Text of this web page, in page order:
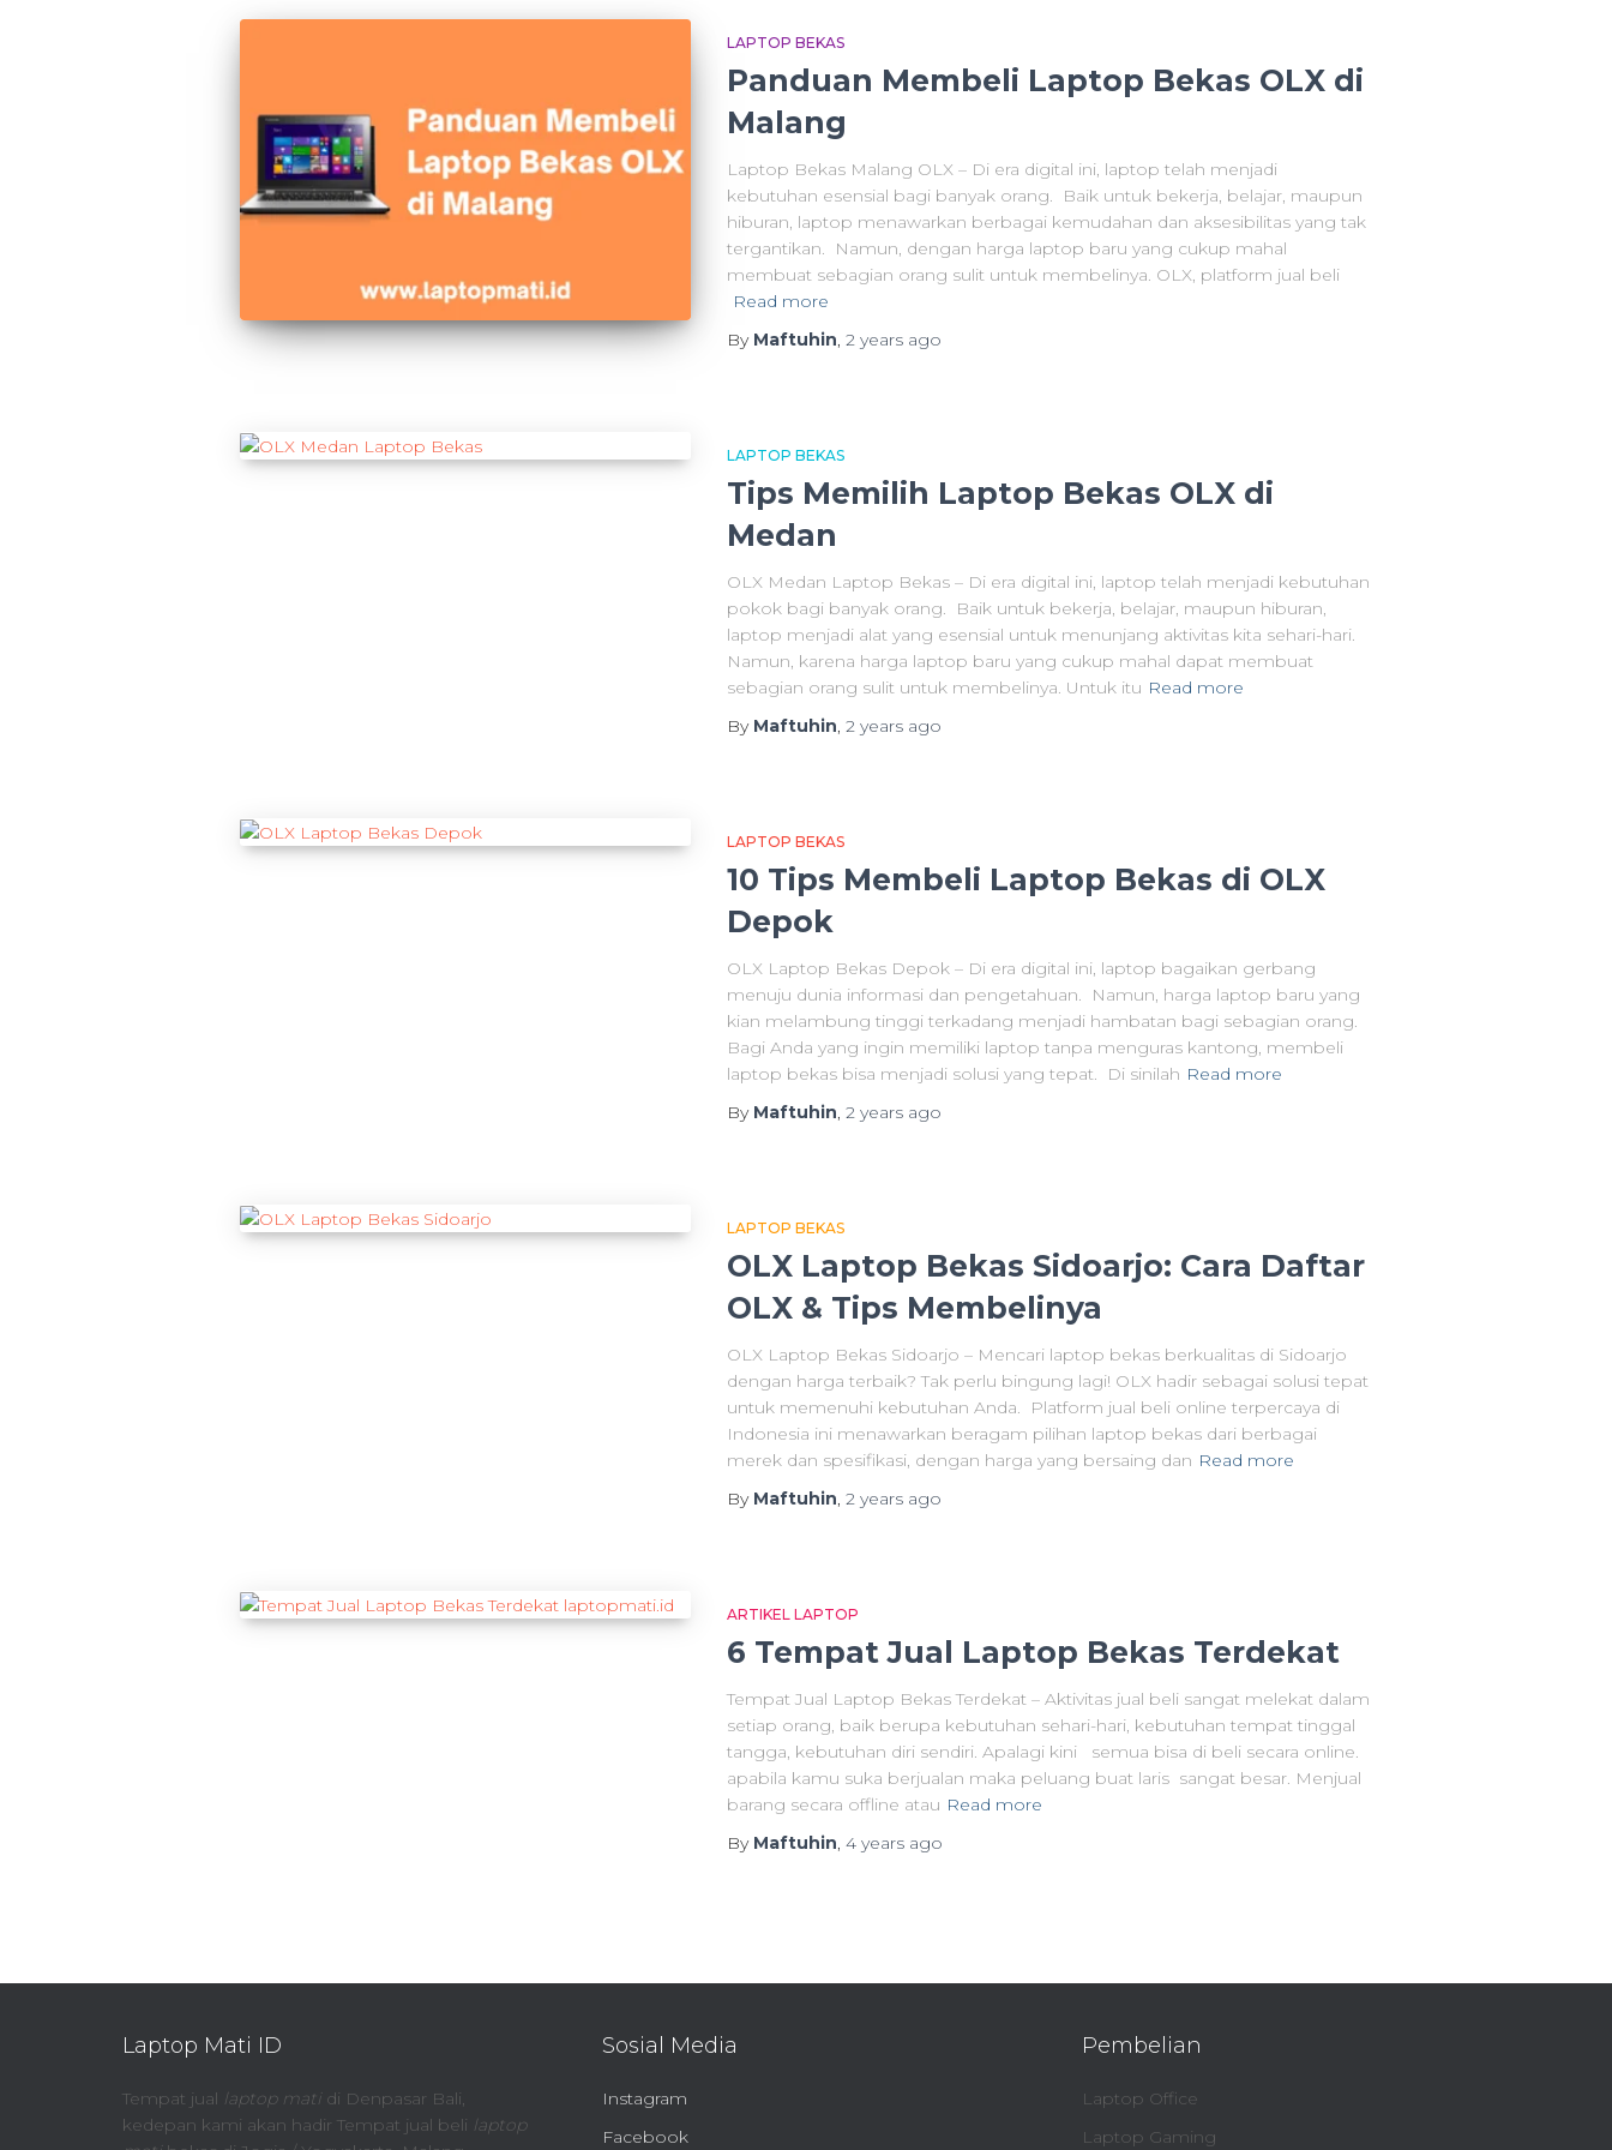
LAPTOP BEKAS
Panduan Membeli Laptop Bekas OLX di
Malang
Laptop Bekas Malang OLX – Di era digital ini, laptop telah menjadi
kebutuhan esensial bagi banyak orang. Baik untuk bekerja, belajar, maupun
hiburan, laptop menawarkan berbagai kemudahan dan aksesibilitas yang tak
tergantikan. Namun, dengan harga laptop baru yang cukup mahal
membuat sebagian orang sulit untuk membelinya. OLX, platform jual beli
Read more
By Maftuhin, 2 yearsago
LAPTOP BEKAS
Tips Memilih Laptop Bekas OLX di
Medan
OLX Medan Laptop Bekas – Di era digital ini, laptop telah menjadi kebutuhan
pokok bagi banyak orang. Baik untuk bekerja, belajar, maupun hiburan,
laptop menjadi alat yang esensial untuk menunjang aktivitas kita sehari-hari.
Namun, karena harga laptop baru yang cukup mahal dapat membuat
sebagian orang sulit untuk membelinya. Untuk itu Read more
By Maftuhin, 2 yearsago
LAPTOP BEKAS
10 Tips Membeli Laptop Bekas di OLX
Depok
OLX Laptop Bekas Depok – Di era digital ini, laptop bagaikan gerbang
menuju dunia informasi dan pengetahuan. Namun, harga laptop baru yang
kian melambung tinggi terkadang menjadi hambatan bagi sebagian orang.
Bagi Anda yang ingin memiliki laptop tanpa menguras kantong, membeli
laptop bekas bisa menjadi solusi yang tepat. Di sinilah Read more
By Maftuhin, 2 yearsago
LAPTOP BEKAS
OLX Laptop Bekas Sidoarjo: Cara Daftar
OLX & Tips Membelinya
OLX Laptop Bekas Sidoarjo – Mencari laptop bekas berkualitas di Sidoarjo
dengan harga terbaik? Tak perlu bingung lagi! OLX hadir sebagai solusi tepat
untuk memenuhi kebutuhan Anda. Platform jual beli online terpercaya di
Indonesia ini menawarkan beragam pilihan laptop bekas dari berbagai
merek dan spesifikasi, dengan harga yang bersaing dan Read more
By Maftuhin, 2 yearsago
ARTIKEL LAPTOP
6 Tempat Jual Laptop Bekas Terdekat
Tempat Jual Laptop Bekas Terdekat – Aktivitas jual beli sangat melekat dalam
setiap orang, baik berupa kebutuhan sehari-hari, kebutuhan tempat tinggal
tangga, kebutuhan diri sendiri. Apalagi kini semua bisa di beli secara online.
apabila kamu suka berjualan maka peluang buat laris sangat besar. Menjual
barang secara offline atau Read more
By Maftuhin, 4 yearsago
Laptop Mati ID
Tempat jual laptop matidi Denpasar Bali,
kedepan kami akan hadir Tempat jual beli laptop
Sosial Media
Instagram
Facebook
Pembelian
Laptop Office
Laptop Gaming